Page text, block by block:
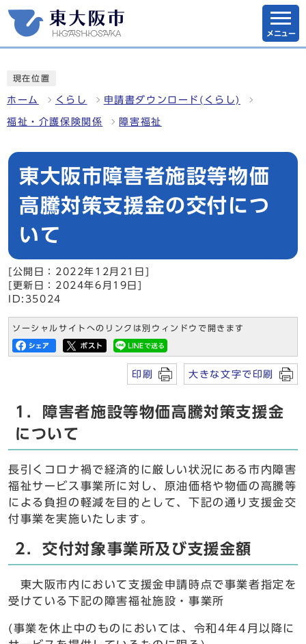
メニュー
現在位置
ホーム くらし 申請書ダウンロード(くらし)
福祉・介護保険関係 障害福祉
東大阪市障害者施設等物価
高騰対策支援金の交付につ
いて
[公開日：2022年12月21日]
[更新日：2024年6月19日]
ID:35024
ソーシャルサイトへのリンクは別ウィンドウで開きます
印刷 大きな文字で印刷
1．障害者施設等物価高騰対策支援金
について
長引くコロナ禍で経済的に厳しい状況にある市内障害
福祉サービス事業所に対し、原油価格や物価の高騰等
による負担の軽減を目的として、下記の通り支援金交
付事業を実施いたします。
2．交付対象事業所及び支援金額
東大阪市内において支援金申請時点で事業者指定を
受けている下記の障害福祉施設・事業所
(事業を休止中のものにおいては、令和4年4月以降に